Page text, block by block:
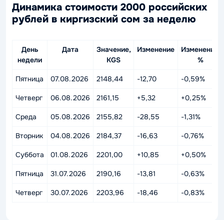
Динамика стоимости 2000 российских
рублей в киргизский сом за неделю
День
недели
Дата
Значение,
KGS
Изменение
Изменение,
%
Пятница 07.08.2026 2148,44 -12,70 -0,59%
Четверг 06.08.2026 2161,15 +5,32 +0,25%
Среда 05.08.2026 2155,82 -28,55 -1,31%
Вторник 04.08.2026 2184,37 -16,63 -0,76%
Суббота 01.08.2026 2201,00 +10,85 +0,50%
Пятница 31.07.2026 2190,16 -13,81 -0,63%
Четверг 30.07.2026 2203,96 -18,46 -0,83%